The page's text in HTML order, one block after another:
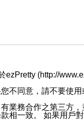
(http://
不同意，請不要使用
業務合作之第三方
相一致。 如果用戶